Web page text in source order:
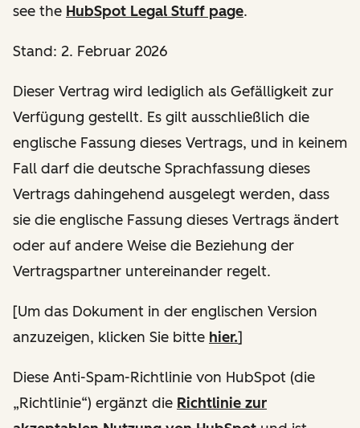
see the HubSpot Legal Stuff page.
Stand: 2. Februar 2026
Dieser Vertrag wird lediglich als Gefälligkeit zur
Verfügung gestellt. Es gilt ausschließlich die
englische Fassung dieses Vertrags, und in keinem
Fall darf die deutsche Sprachfassung dieses
Vertrags dahingehend ausgelegt werden, dass
sie die englische Fassung dieses Vertrags ändert
oder auf andere Weise die Beziehung der
Vertragspartner untereinander regelt.
[Um das Dokument in der englischen Version
anzuzeigen, klicken Sie bitte hier.]
Diese Anti-Spam-Richtlinie von HubSpot (die
„Richtlinie“) ergänzt die Richtlinie zur